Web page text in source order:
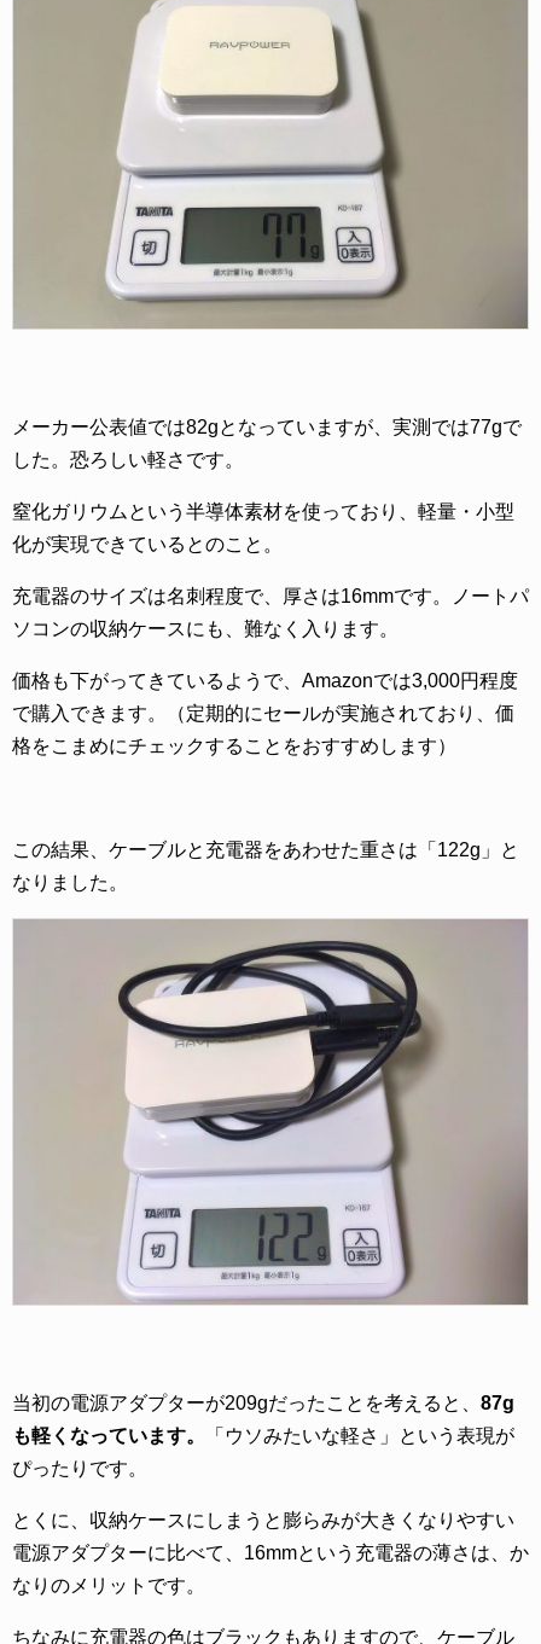
メーカー公表値では82gとなっていますが、実測では77gで
した。恐ろしい軽さです。
窒化ガリウムという半導体素材を使っており、軽量・小型
化が実現できているとのこと。
充電器のサイズは名刺程度で、厚さは16mmです。ノートパ
ソコンの収納ケースにも、難なく入ります。
価格も下がってきているようで、Amazonでは3,000円程度
で購入できます。（定期的にセールが実施されており、価
格をこまめにチェックすることをおすすめします）
この結果、ケーブルと充電器をあわせた重さは「122g」と
なりました。
当初の電源アダプターが209gだったことを考えると、 87g
も軽くなっています。
「ウソみたいな軽さ」という表現が
ぴったりです。
とくに、収納ケースにしまうと膨らみが大きくなりやすい
電源アダプターに比べて、16mmという充電器の薄さは、か
なりのメリットです。
ちなみに充電器の色はブラックもありますので、ケーブル